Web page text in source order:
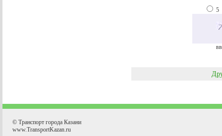
5
© Транспорт города Казани
www.TransportKazan.ru